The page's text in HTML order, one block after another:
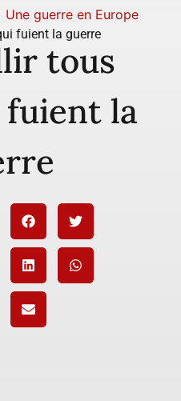
Une guerre en Europe
fuient la guerre
tous
la